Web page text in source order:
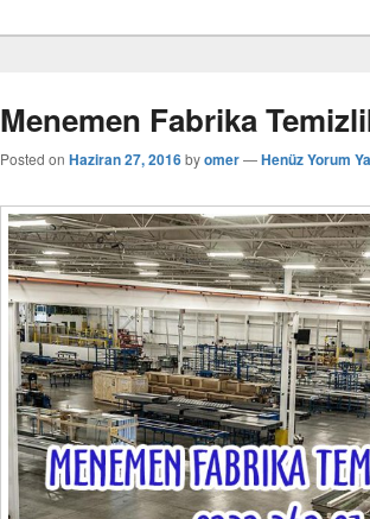
Menemen Fabrika
Posted on Haziran 27, 2016byomer—Henüz Yorum